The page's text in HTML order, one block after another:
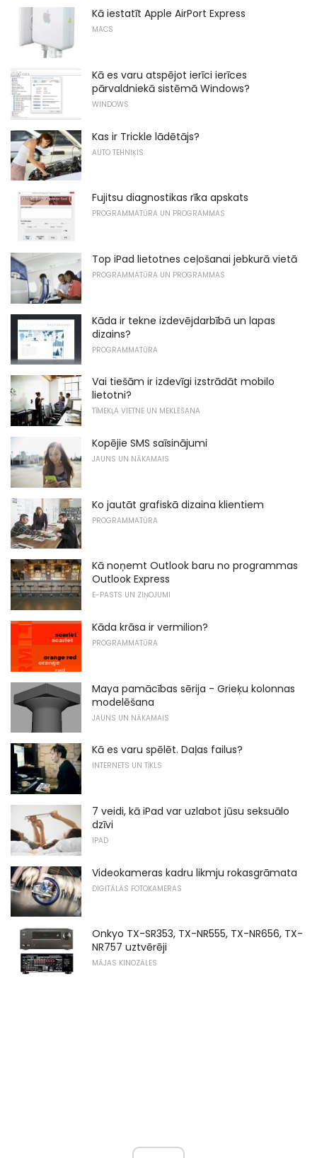
Kā iestatīt Apple AirPort Express
MACS
Kā es varu atspējot ierīci ierīces
pārvaldniekā sistēmā Windows?
WINDOWS
Kas ir Trickle lādētājs?
AUTO TEHNIĶIS
Fujitsu diagnostikas rīka apskats
PROGRAMMATŪRA UN PROGRAMMAS
Top iPad lietotnes ceļošanai jebkurā vietā
PROGRAMMATŪRA UN PROGRAMMAS
Kāda ir tekne izdevējdarbībā un lapas
dizains?
PROGRAMMATŪRA
Vai tiešām ir izdevīgi izstrādāt mobilo
lietotni?
TĪMEKĻA VIETNE UN MEKLĒŠANA
Kopējie SMS saīsinājumi
JAUNS UN NĀKAMAIS
Ko jautāt grafiskā dizaina klientiem
PROGRAMMATŪRA
Kā noņemt Outlook baru no programmas
Outlook Express
E-PASTS UN ZIŅOJUMI
Kāda krāsa ir vermilion?
PROGRAMMATŪRA
Maya pamācības sērija - Grieķu kolonnas
modelēšana
JAUNS UN NĀKAMAIS
Kā es varu spēlēt. Daļas failus?
INTERNETS UN TĪKLS
7 veidi, kā iPad var uzlabot jūsu seksuālo
dzīvi
IPAD
Videokameras kadru likmju rokasgrāmata
DIGITĀLĀS FOTOKAMERAS
Onkyo TX-SR353, TX-NR555, TX-NR656, TX-
NR757 uztvērēji
MĀJAS KINOZĀLES